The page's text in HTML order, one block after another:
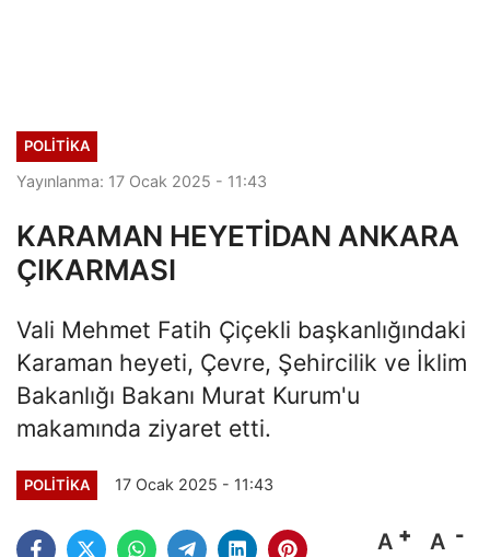
POLITIKA
Yayınlanma: 17 Ocak 2025 - 11:43
KARAMAN HEYETİDAN ANKARA
ÇIKARMASI
Vali Mehmet Fatih Çiçekli başkanlığındaki
Karaman heyeti, Çevre, Şehircilik ve İklim
Bakanlığı Bakanı Murat Kurum'u
makamında ziyaret etti.
POLITIKA 17 Ocak 2025 - 11:43
A A